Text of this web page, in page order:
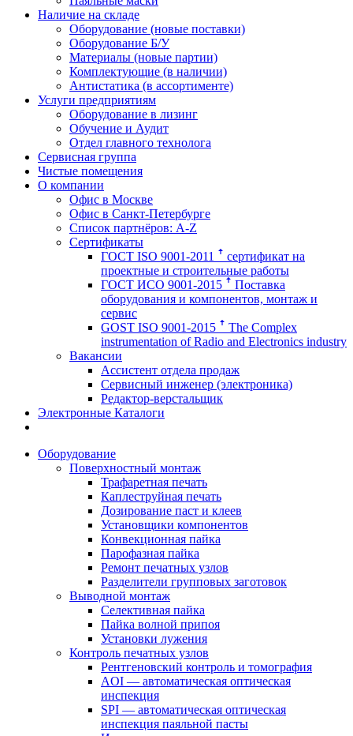
Наличие на складе
Оборудование (новые поставки)
Оборудование Б/У
Материалы (новые партии)
Комплектующие (в наличии)
Антистатика (в ассортименте)
Услуги предприятиям
Оборудование в лизинг
Обучение и Аудит
Отдел главного технолога
Сервисная группа
Чистые помещения
О компании
Офис в Москве
Офис в Санкт-Петербурге
Список партнёров: A-Z
Сертификаты
ГОСТ ISO 9001-2011 ꜛ сертификат на
проектные и строительные работы
ГОСТ ИСО 9001-2015 ꜛ Поставка
оборудования и компонентов, монтаж и
сервис
GOST ISO 9001-2015 ꜛ The Complex
instrumentation of Radio and Electronics industry
Вакансии
Ассистент отдела продаж
Сервисный инженер (электроника)
Редактор-верстальщик
Электронные Каталоги
Оборудование
Поверхностный монтаж
Трафаретная печать
Каплеструйная печать
Дозирование паст и клеев
Установщики компонентов
Конвекционная пайка
Парофазная пайка
Ремонт печатных узлов
Разделители групповых заготовок
Выводной монтаж
Селективная пайка
Пайка волной припоя
Установки лужения
Контроль печатных узлов
Рентгеновский контроль и томография
AOI — автоматическая оптическая
инспекция
SPI — автоматическая оптическая
инспекция паяльной пасты